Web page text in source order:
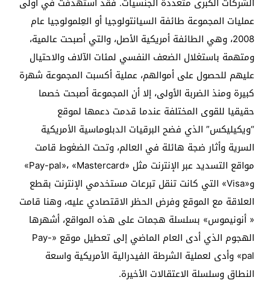
عمليات المجموعة طائفة السيانتولوجيا أو العِلمولوجيا عام
2008، وهي الطائفة أمريكية الأصل، والتي أصبحت عالمية،
ومتهمة باستغلال الضعف النفسي لمئات الآلاف والاحتيال
عليهم للحصول على أموالهم، عملية أكسبت المجموعة شهرة
كبيرة ومنذ الضربة الأولى، إلا أن المجموعة أصبحت خصما
حقيقيا للقوى المختلفة عندما قدمت دعمها لموقع
“ويكيليكس” الذي فضح البرقيات الدبلوماسية الأمريكية
السرية وأثار ضجة هائلة في العالم، وتحت الضغوط قامت
مواقع التسديد عبر الإنترنت مثل «Pay-pal»، «Mastercard»
و«Visa» التي كانت تنقل تبرعات مستخدمي الإنترنت بقطع
العلاقة مع الموقع وفرض الحظر الاقتصادي عليه، وهنا قامت
« أنونيموس» بسلسلة هجمات على هذه المواقع، أشهرها
الهجوم الذي أدى العام الماضي إلى تعطيل موقع «Pay-
pal» وأدى لعملية الشرطة الفيدرالية الأمريكية واسعة
النطاق وسلسلة الاعتقالات الأخيرة.